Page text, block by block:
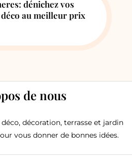
dénichez vos
au meilleur prix
de nous
décoration, terrasse et jardin
vous donner de bonnes idées.